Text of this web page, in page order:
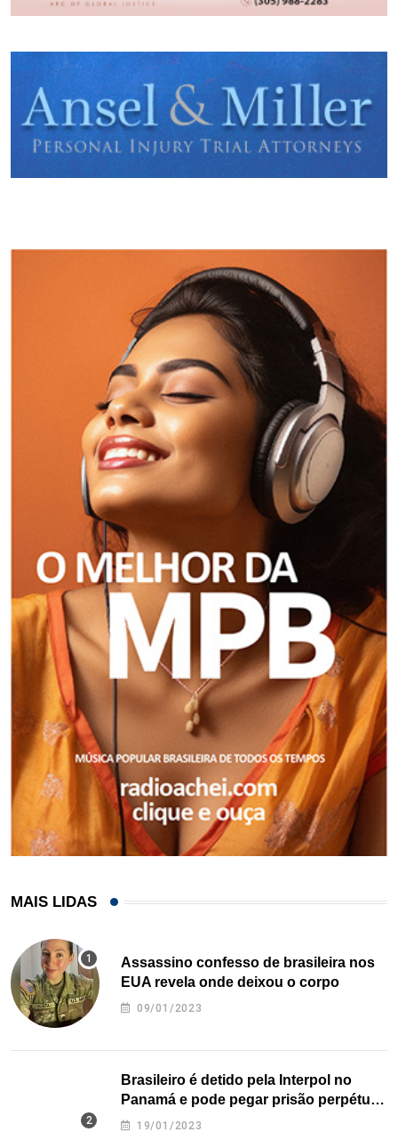
MAIS LIDAS
Assassino confesso de brasileira nos
EUA revela onde deixou o corpo
09/01/2023
Brasileiro é detido pela Interpol no
Panamá e pode pegar prisão perpétua
nos EUA
19/01/2023